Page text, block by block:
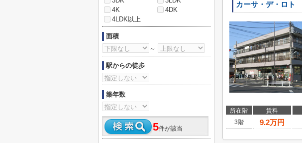
カーサ・デ・ロト
所在階 賃料
3階
9.2万円
4K
4DK
4LDK以上
面積
～
駅からの徒歩
築年数
5件が該当